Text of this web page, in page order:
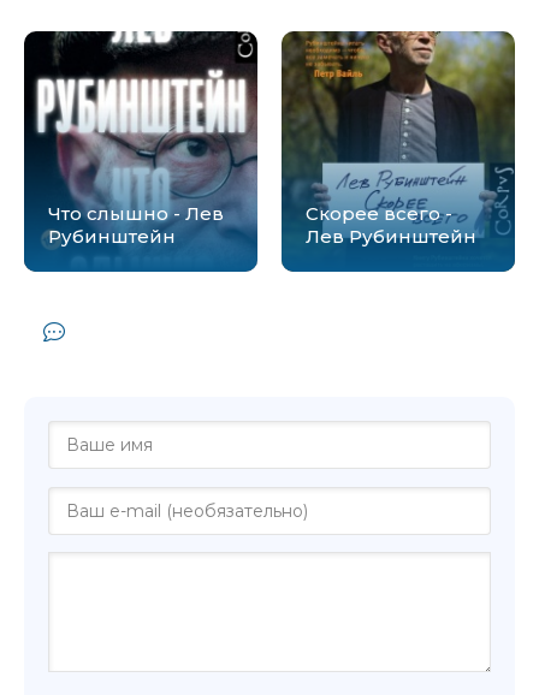
Что слышно - Лев
Рубинштейн
Скорее всего -
Лев Рубинштейн